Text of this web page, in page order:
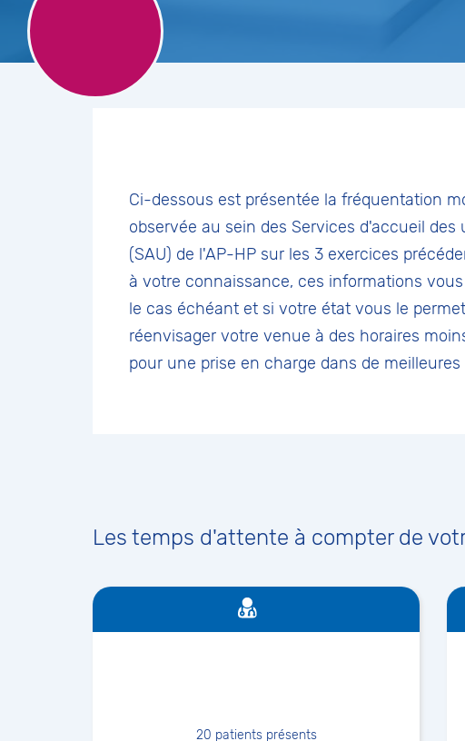
Ci-dessous est présentée la fréquentation
observée au sein des Services d'accueil des
(SAU) de l'AP-HP sur les 3 exercices
à votre connaissance, ces informations
le cas échéant et si votre état vous le
réenvisager votre venue à des horaires
pour une prise en charge dans de
Les temps d'attente à compter de
20 patients présents